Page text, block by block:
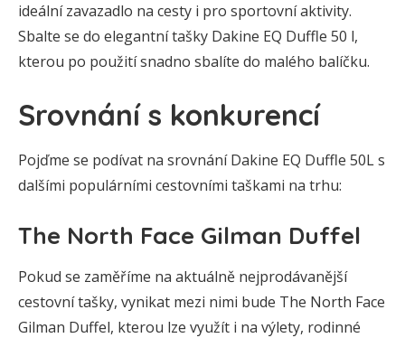
ideální zavazadlo na cesty i pro sportovní aktivity.
Sbalte se do elegantní tašky Dakine EQ Duffle 50 l,
kterou po použití snadno sbalíte do malého balíčku.
Srovnání s konkurencí
Pojďme se podívat na srovnání Dakine EQ Duffle 50L s
dalšími populárními cestovními taškami na trhu:
The North Face Gilman Duffel
Pokud se zaměříme na aktuálně nejprodávanější
cestovní tašky, vynikat mezi nimi bude The North Face
Gilman Duffel, kterou lze využít i na výlety, rodinné